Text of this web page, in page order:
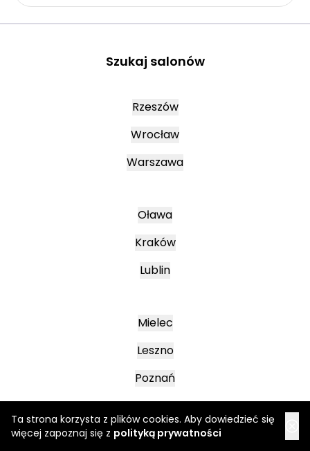
Ta strona korzysta z plików cookies. Aby dowiedzieć się
więcej zapoznaj się z polityką prywatności
Szukaj salonów
Rzeszów
Wrocław
Warszawa
Oława
Kraków
Lublin
Mielec
Leszno
Poznań
Katowice